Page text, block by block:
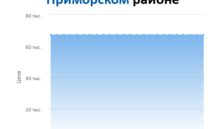
Цена
20 тыс.
40 тыс.
60 тыс.
80 тыс.